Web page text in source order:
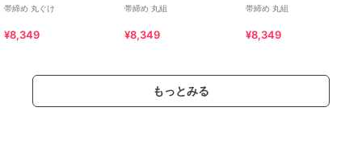
帯締め 丸ぐけ
¥8,349
帯締め 丸組
¥8,349
帯締め 丸組
¥8,349
もっとみる